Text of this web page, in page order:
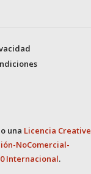
una Licencia Creative
NoComercial-
Internacional.